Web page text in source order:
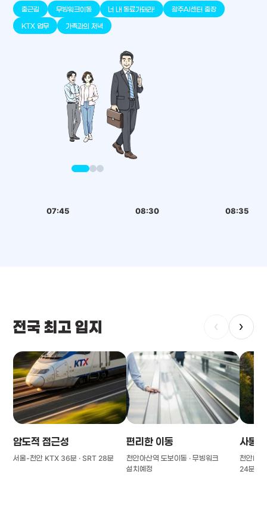
천안
세종
판교 오송
대덕 원주
출근길 무빙워크이동 너 내 동료가돼라! 광주AI센터 출장
KTX 업무 가족과의 저녁
07:45 08:30 08:35
전국 최고 입지 ‹ ›
압도적 접근성
서울-천안 KTX 36분 · SRT 28분
편리한 이동
천안아산역 도보이동 · 무빙워크
설치예정
사통
천안IC(
24분